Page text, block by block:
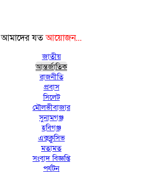
আমাদের যতআয়োজন...
জাতীয়
আন্তর্জাতিক
রাজনীতি
প্রবাস
সিলেট
মৌলভীবাজার
সুনামগঞ্জ
হবিগঞ্জ
এক্সক্লুসিভ
মতামত
সংবাদ বিজ্ঞপ্তি
পর্যটন